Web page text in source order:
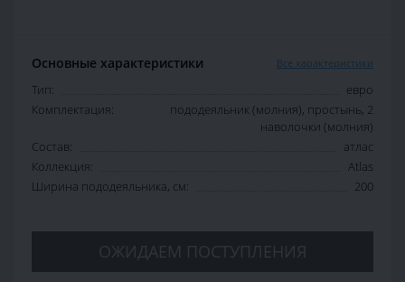
Основные характеристики Все характеристики
Тип:
евро
Комплектация:
пододеяльник (молния), простынь, 2
наволочки (молния)
Состав:
атлас
Коллекция:
Atlas
Ширина пододеяльника, см:
200
ОЖИДАЕМ ПОСТУПЛЕНИЯ